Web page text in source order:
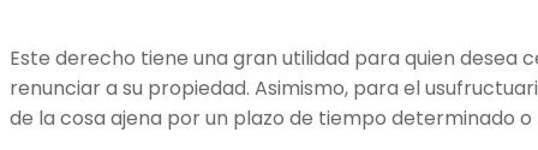
Este derecho tiene una gran utilidad para quien desea
renunciar a su propiedad. Asimismo, para el
de la cosa ajena por un plazo de tiempo determinado